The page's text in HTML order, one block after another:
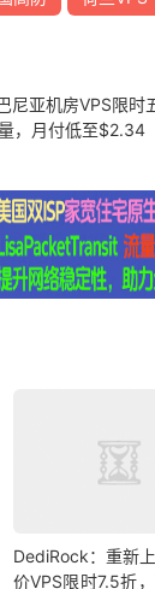
尼亚机房VPS限时
，月付低至$2.34
DediRock：重新
价VPS限时7.5折